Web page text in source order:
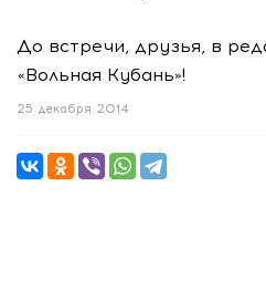
До встречи, друзья, в
«Вольная Кубань»!
25 декабря 2014